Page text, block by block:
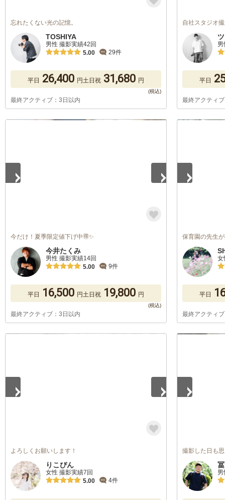
忘れたくない光の記憶。
TOSHIYA
男性 撮影実績42回
5.00
29件
平日 26,400 円土日祝 31,680 円
最終アクティブ：3日以内
自社スタジオ
平日
最終アクティ
今だけ！夏季限定値下げ中🉐✨
今井たくみ
男性 撮影実績14回
5.00
9件
平日 16,500 円土日祝 19,800 円
最終アクティブ：3日以内
保育園の先生
女
平日
最終アクティ
よろしくお願いします！
りこぴん
女性 撮影実績7回
5.00
4件
撮影した日も